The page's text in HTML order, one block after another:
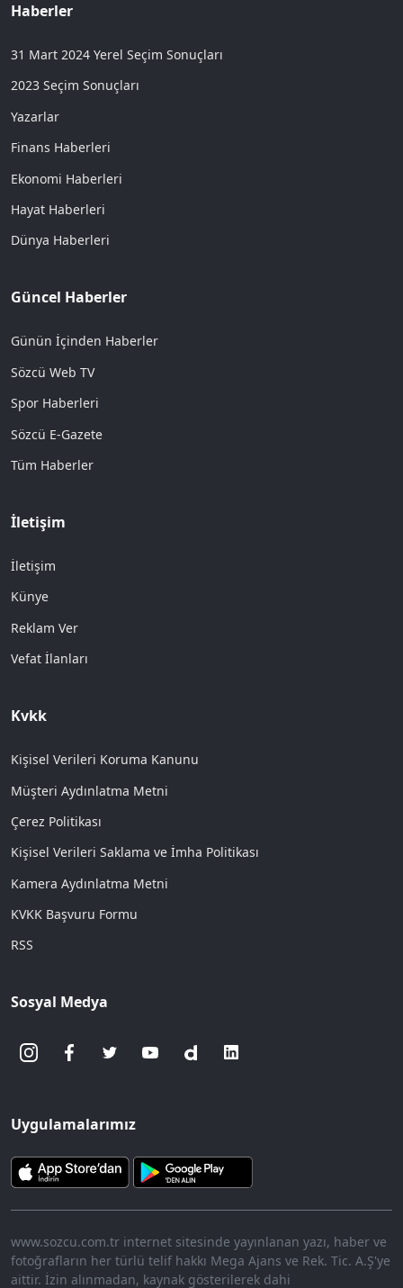
Haberler
31 Mart 2024 Yerel Seçim Sonuçları
2023 Seçim Sonuçları
Yazarlar
Finans Haberleri
Ekonomi Haberleri
Hayat Haberleri
Dünya Haberleri
Güncel Haberler
Günün İçinden Haberler
Sözcü Web TV
Spor Haberleri
Sözcü E-Gazete
Tüm Haberler
İletişim
İletişim
Künye
Reklam Ver
Vefat İlanları
Kvkk
Kişisel Verileri Koruma Kanunu
Müşteri Aydınlatma Metni
Çerez Politikası
Kişisel Verileri Saklama ve İmha Politikası
Kamera Aydınlatma Metni
KVKK Başvuru Formu
RSS
Sosyal Medya
Uygulamalarımız
www.sozcu.com.tr internet sitesinde yayınlanan yazı, haber ve
fotoğrafların her türlü telif hakkı Mega Ajans ve Rek. Tic. A.Ş'ye
aittir. İzin alınmadan, kaynak gösterilerek dahi